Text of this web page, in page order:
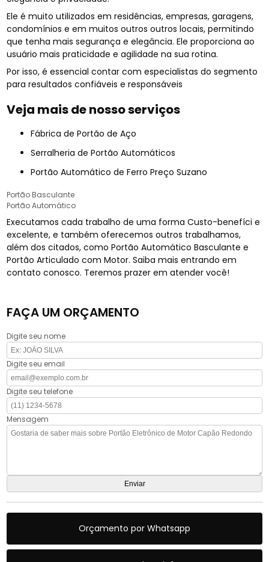
Ele é muito utilizados em residências, empresas, garagens,
condomínios e em muitos outros outros locais, permitindo
que tenha mais segurança e elegância. Ele proporciona ao
usuário mais praticidade e agilidade na sua rotina.
Por isso, é essencial contar com especialistas do segmento
para resultados confiáveis e responsáveis
Veja mais de nosso serviços
Fábrica de Portão de Aço
Serralheria de Portão Automáticos
Portão Automático de Ferro Preço Suzano
Portão Basculante
Portão Automático
Executamos cada trabalho de uma forma Custo-benefíci e
excelente, e também oferecemos outros trabalhamos,
além dos citados, como Portão Automático Basculante e
Portão Articulado com Motor. Saiba mais entrando em
contato conosco. Teremos prazer em atender você!
FAÇA UM ORÇAMENTO
Digite seu nome
Digite seu email
Digite seu telefone
Mensagem
Orçamento por Whatsapp